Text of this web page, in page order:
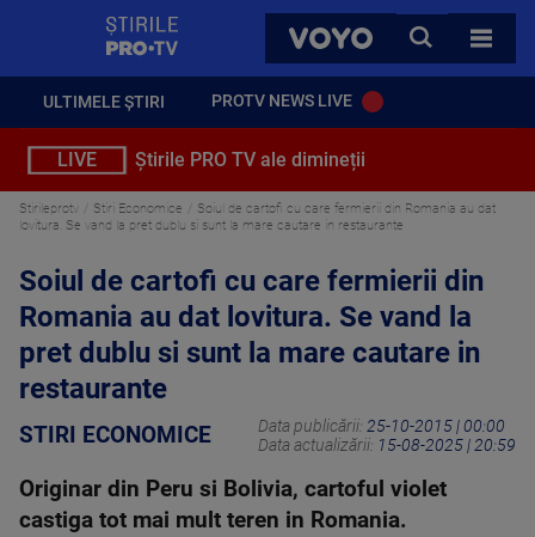
VOYO
CAUTA
TOATE
ULTIMELE ȘTIRI PROTV NEWS LIVE
LIVE Știrile PRO TV ale dimineții
Stirileprotv Stiri Economice
Soiul de cartofi cu care fermierii din Romania au dat
lovitura. Se vand la pret dublu si sunt la mare cautare in restaurante
Soiul de cartofi cu care fermierii din
Romania au dat lovitura. Se vand la
pret dublu si sunt la mare cautare in
restaurante
STIRI ECONOMICE Data publicării: 25-10-2015 | 00:00
Data actualizării: 15-08-2025 | 20:59
Originar din Peru si Bolivia, cartoful violet
castiga tot mai mult teren in Romania.